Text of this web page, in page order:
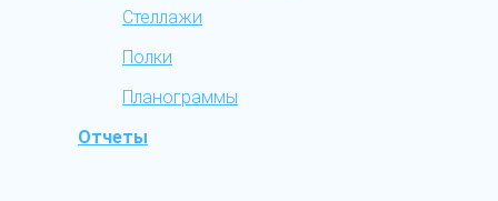
Стеллажи
Полки
Планограммы
Отчеты